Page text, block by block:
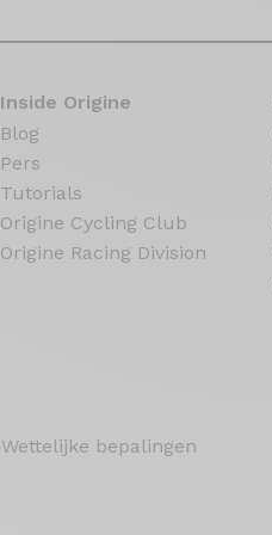
Inside Origine
Blog
Pers
Tutorials
Origine Cycling Club
Origine Racing Division
Wettelijke bepalingen